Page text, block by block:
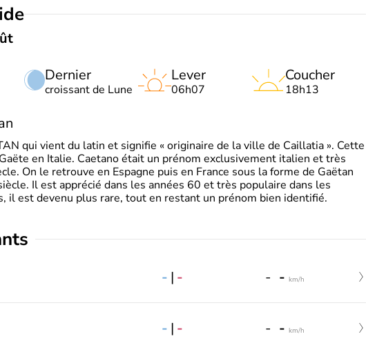
Dernier
croissant de Lune
Lever
06h07
Coucher
18h13
qui vient du latin et signifie « originaire de la ville de Caillatia ». Cette
en Italie. Caetano était un prénom exclusivement italien et très
On le retrouve en Espagne puis en France sous la forme de Gaëtan
Il est apprécié dans les années 60 et très populaire dans les
il est devenu plus rare, tout en restant un prénom bien identifié.
- | - - - km/h
- | - - - km/h